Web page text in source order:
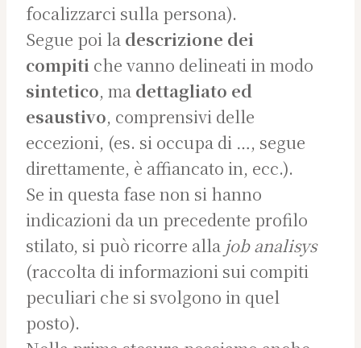
focalizzarci sulla persona).
Segue poi la descrizione dei
compiti che vanno delineati in modo
sintetico, ma dettagliato ed
esaustivo, comprensivi delle
eccezioni, (es. si occupa di …, segue
direttamente, è affiancato in, ecc.).
Se in questa fase non si hanno
indicazioni da un precedente profilo
stilato, si può ricorre alla job analisys
(raccolta di informazioni sui compiti
peculiari che si svolgono in quel
posto).